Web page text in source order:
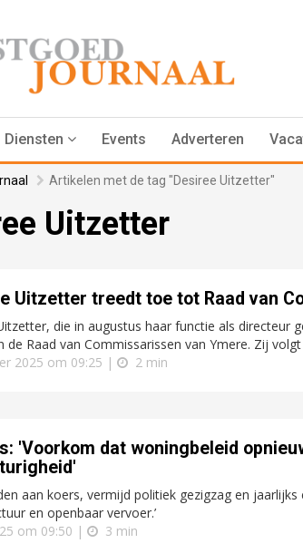
Diensten Events Adverteren
Artikelen met de tag "Desiree Uitzetter"
Uitzetter
Uitzetter treedt toe tot Raad van
die in augustus haar functie als directeur
de Raad van Commissarissen van Ymere. Zij
2025 om 09:25 |
2 min
'Voorkom dat woningbeleid
aan koers, vermijd politiek gezigzag en
en openbaar vervoer.’
om 09:50 |
3 min